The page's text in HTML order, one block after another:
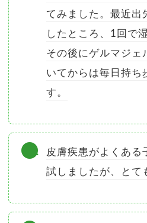
てみました。最近出
したところ、1回で
その後にゲルマジェ
いてからは毎日持ち
す。
皮膚疾患がよくある
試しましたが、とて